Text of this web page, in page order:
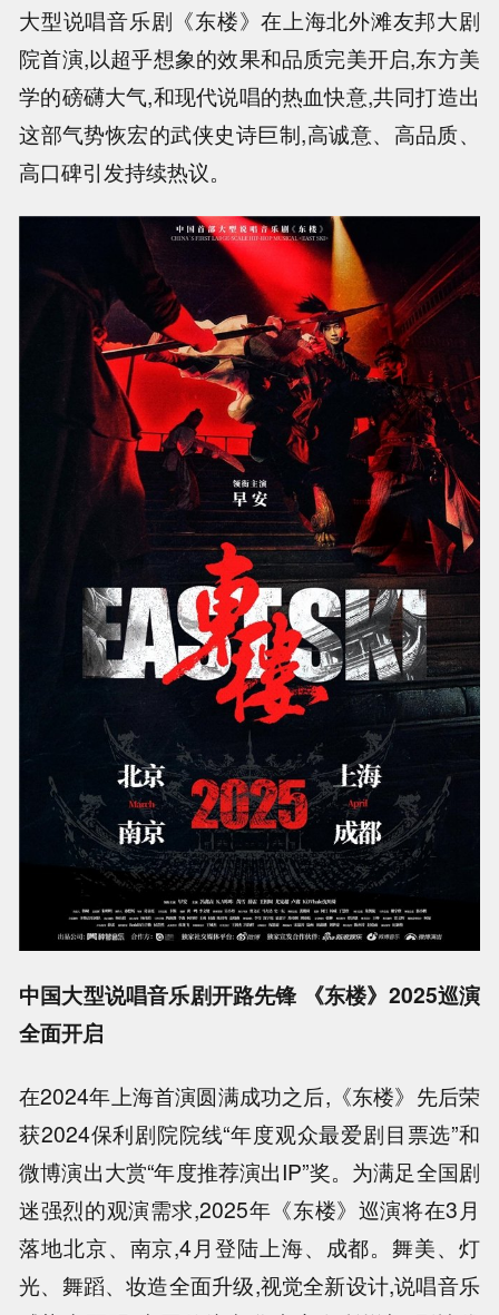
大型说唱音乐剧《东楼》在上海北外滩友邦大剧
院首演,以超乎想象的效果和品质完美开启,东方美
学的磅礴大气,和现代说唱的热血快意,共同打造出
这部气势恢宏的武侠史诗巨制,高诚意、高品质、
高口碑引发持续热议。
中国大型说唱音乐剧开路先锋 《东楼》2025巡演
全面开启
在2024年上海首演圆满成功之后,《东楼》先后荣
获2024保利剧院院线“年度观众最爱剧目票选”和
微博演出大赏“年度推荐演出IP”奖。为满足全国剧
迷强烈的观演需求,2025年《东楼》巡演将在3月
落地北京、南京,4月登陆上海、成都。舞美、灯
光、舞蹈、妆造全面升级,视觉全新设计,说唱音乐